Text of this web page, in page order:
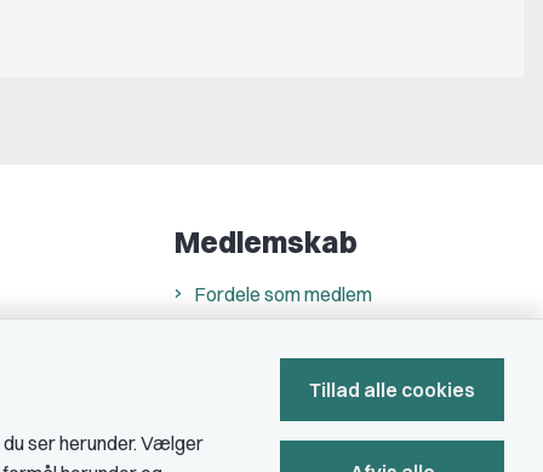
Medlemskab
Fordele som medlem
ser herunder. Vælger
Tillad alle cookies